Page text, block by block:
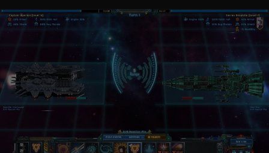
nuestros héroes para que puedan reunir los recursos que más
necesitamos.El mayor inconveniente es que la interfaz es muy
confusa al principio, y no hay una explicación adecuada de lo que
hay que hacer. Afortunadamente, es un juego sencillo al que es
fácil cogerle el truco.Merchant se monetiza a través de anuncios
incentivados ocasionales e iAPs para unos pocos DLC de 2,99 $
con nuevos mapas, más ranuras para héroes y espacio de
inventario adicional. También hay un iAP de 14,99 $ para
desbloquearlo todo, incluidas las apariencias cosméticas que
también se venden por separado. Estos DLC no son necesarios
para disfrutar del juego, pero lo amplían enormemente.